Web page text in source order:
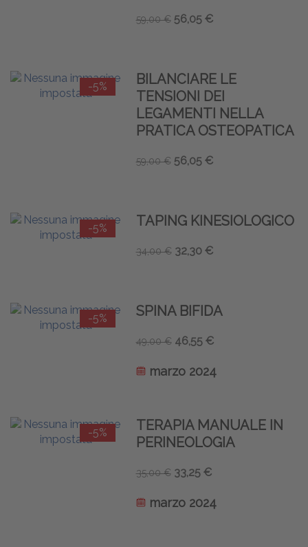
59,00 € 56,05 €
-5%
BILANCIARE LE
TENSIONI DEI
LEGAMENTI NELLA
PRATICA OSTEOPATICA
59,00 € 56,05 €
-5% TAPING KINESIOLOGICO
34,00 € 32,30 €
-5% SPINA BIFIDA
49,00 € 46,55 €
marzo 2024
-5%
TERAPIA MANUALE IN
PERINEOLOGIA
35,00 € 33,25 €
marzo 2024